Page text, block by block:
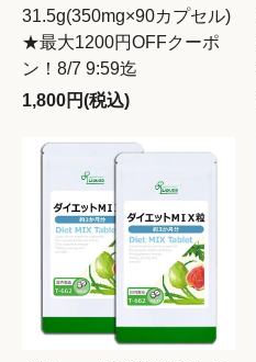
31.5g(350mg×90カプセル)
★最大1200円OFFクーポ
ン！8/7 9:59迄
1,800円(税込)